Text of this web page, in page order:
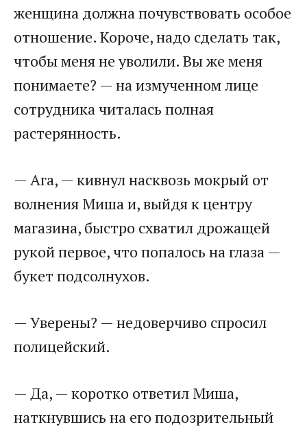
женщина должна почувствовать особое
отношение. Короче, надо сделать так,
чтобы меня не уволили. Вы же меня
понимаете? — на измученном лице
сотрудника читалась полная
растерянность.
— Ага, — кивнул насквозь мокрый от
волнения Миша и, выйдя к центру
магазина, быстро схватил дрожащей
рукой первое, что попалось на глаза —
букет подсолнухов.
— Уверены? — недоверчиво спросил
полицейский.
— Да, — коротко ответил Миша,
наткнувшись на его подозрительный